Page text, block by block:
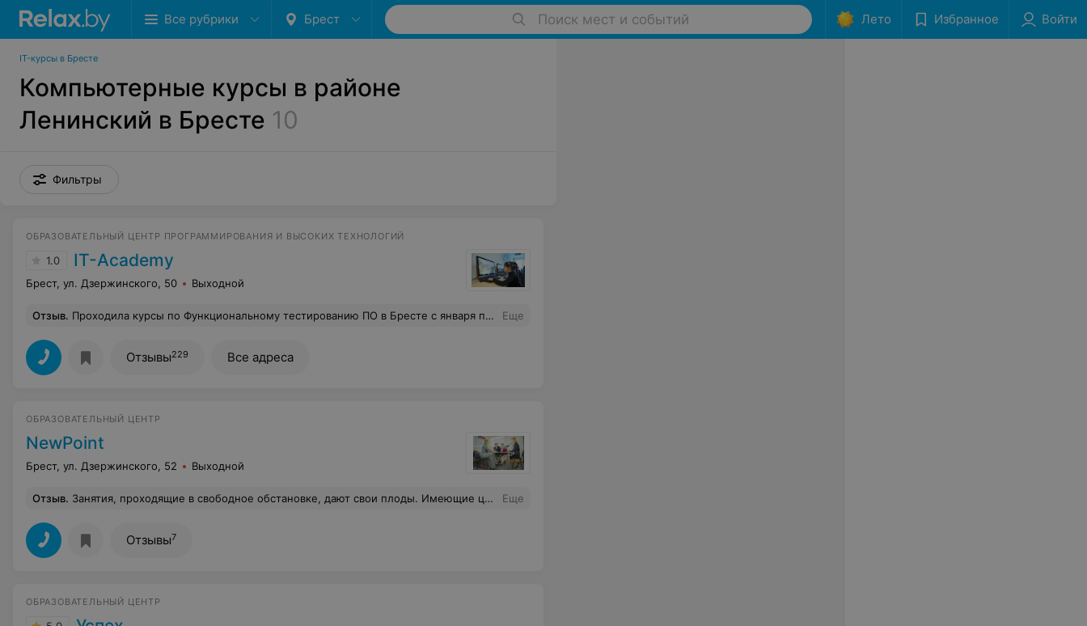
Все рубрики Брест Поиск мест и событий Лето Избранное Войти
IT-курсы в Бресте
Компьютерные курсы в районе
Ленинский в Бресте 10
Фильтры
ОБРАЗОВАТЕЛЬНЫЙ ЦЕНТР ПРОГРАММИРОВАНИЯ И ВЫСОКИХ ТЕХНОЛОГИЙ
1.0 IT-Academy
Брест, ул. Дзержинского, 50 Выходной
Отзыв. Проходила курсы по Функциональному тестированию ПО в Бресте с января по апрель 2022 года. Практики мало, отношение к слушателям курсов оставляет желать лучшего. Обратной связи почти не было. Пришла с большой мотивацией, а по итогу полное разочарование. Еще
Отзывы229 Все адреса
ОБРАЗОВАТЕЛЬНЫЙ ЦЕНТР
NewPoint
Брест, ул. Дзержинского, 52 Выходной
Отзыв. Занятия, проходящие в свободное обстановке, дают свои плоды. Имеющие цель изучить языки достигнут её с лихвой, благодаря разнообразным методикам изучения. Это и форма игры, и музыкальная практика, и художественные упражнения гармонично сочетающиеся с разговорным английским. Тут нету принуждения, тут есть отзывчивость к Вашему интересу. Еще
Отзывы7
ОБРАЗОВАТЕЛЬНЫЙ ЦЕНТР